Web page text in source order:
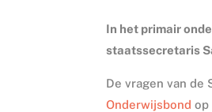
In het primair
staatssecretaris
De vragen van de
Onderwijsbondop